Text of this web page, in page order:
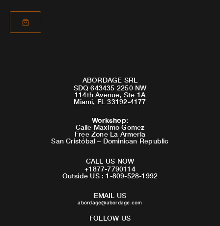
ABORDAGE SRL
SDQ 643435 2250 NW
114th Avenue, Ste 1A
Miami, FL 33192-4177
Workshop:
Calle Maximo Gomez
Free Zone La Armeria
San Cristóbal – Dominican Republic
CALL US NOW
+1877-7790114
Outside US : 1-809-528-1992
EMAIL US
abordage@abordage.com
FOLLOW US